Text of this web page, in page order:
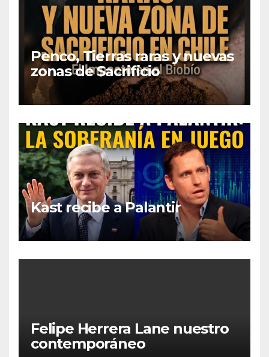
Penco, Tierras raras y nuevas
zonas de Sacrificio
Kast recibe a Palantir
Felipe Herrera Lane nuestro
contemporáneo